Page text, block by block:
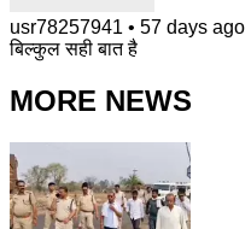
usr78257941 • 57 days ago
बिल्कुल सही बात है
MORE NEWS